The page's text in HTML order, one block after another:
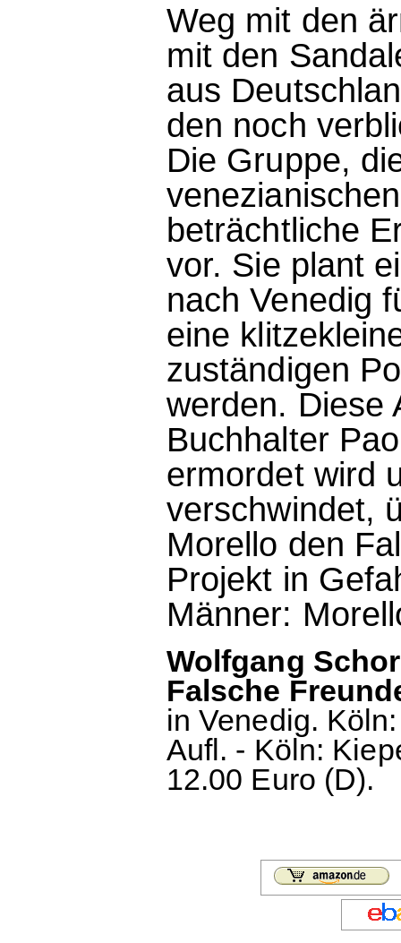
Weg mit den
mit den
aus
den noch
Die Gruppe,
beträchtliche
vor. Sie plant
nach Venedig
eine
zuständigen
werden. Diese
Buchhalter
ermordet wird
verschwindet,
Morello den
Projekt in
Männer:
Wolfgang
Falsche
in Venedig.
Aufl. - Köln:
12.00 Euro (D).